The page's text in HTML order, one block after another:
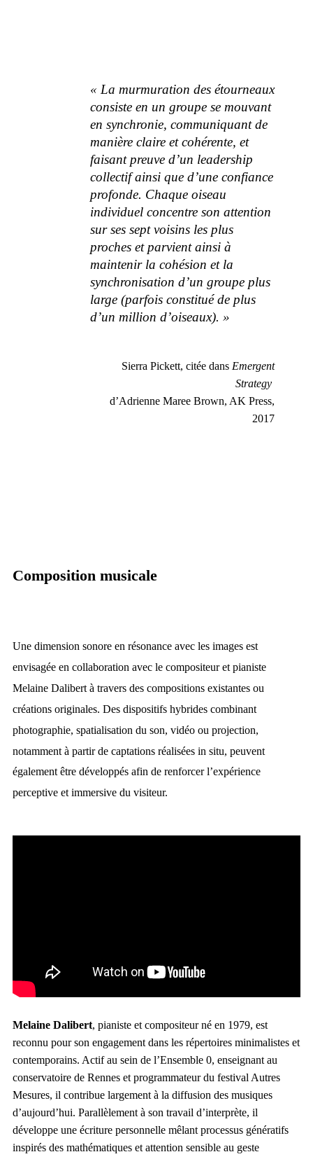
« La murmuration des étourneaux
consiste en un groupe se mouvant
en synchronie, communiquant de
manière claire et cohérente, et
faisant preuve d’un leadership
collectif ainsi que d’une confiance
profonde. Chaque oiseau
individuel concentre son attention
sur ses sept voisins les plus
proches et parvient ainsi à
maintenir la cohésion et la
synchronisation d’un groupe plus
large (parfois constitué de plus
d’un million d’oiseaux). »
Sierra Pickett, citée dans Emergent
Strategy
d’Adrienne Maree Brown, AK Press,
2017
Composition musicale
Une dimension sonore en résonance avec les images est
envisagée en collaboration avec le compositeur et pianiste
Melaine Dalibert à travers des compositions existantes ou
créations originales. Des dispositifs hybrides combinant
photographie, spatialisation du son, vidéo ou projection,
notamment à partir de captations réalisées in situ, peuvent
également être développés afin de renforcer l’expérience
perceptive et immersive du visiteur.
Melaine Dalibert, pianiste et compositeur né en 1979, est
reconnu pour son engagement dans les répertoires minimalistes et
contemporains. Actif au sein de l’Ensemble 0, enseignant au
conservatoire de Rennes et programmateur du festival Autres
Mesures, il contribue largement à la diffusion des musiques
d’aujourd’hui. Parallèlement à son travail d’interprète, il
développe une écriture personnelle mêlant processus génératifs
inspirés des mathématiques et attention sensible au geste